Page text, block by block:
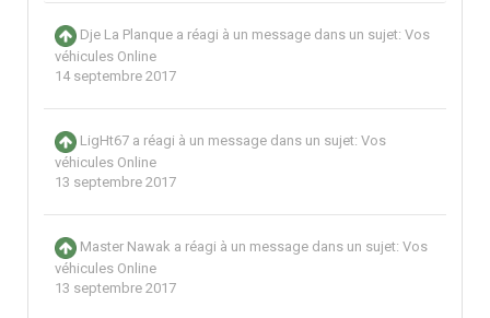
Dje La Planque a réagi à un message dans un sujet: Vos
véhicules Online
14 septembre 2017
LigHt67 a réagi à un message dans un sujet: Vos
véhicules Online
13 septembre 2017
Master Nawak a réagi à un message dans un sujet: Vos
véhicules Online
13 septembre 2017